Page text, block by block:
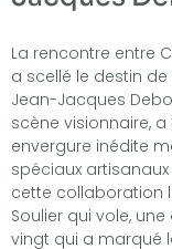
La rencontre entre
a scellé le destin
Jean-Jacques
scène visionnaire,
envergure inédite
spéciaux
cette collaboration
Soulier qui vole,
vingt qui a marqué